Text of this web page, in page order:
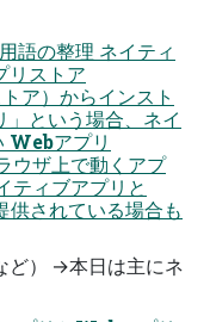
の整理 ネイティ
リストア
ア）からインスト
という場合、ネイ
Webアプリ
ザ上で動くアプ
ティブアプリと
されている場合も
ど） →本日は主にネ